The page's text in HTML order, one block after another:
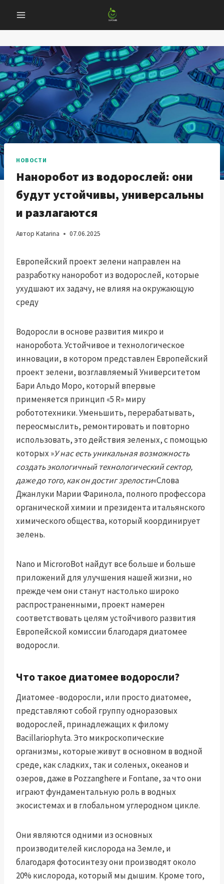
содержанию
НОВОСТИ
Наноробот из водорослей: они
будут устойчивы, универсальны
и разлагаются
Автор Katarina 07.06.2025
Европейский проект зелени направлен на
разработку наноробот из водорослей, которые
ухудшают их задачу, не влияя на окружающую
среду
Водоросли в основе развития микро и
наноробота. Устойчивое и технологическое
инновации, в котором представлен Европейский
проект зелени, возглавляемый Университетом
Бари Альдо Моро, который впервые
применяется принцип «5 R» миру
робототехники. Уменьшить, перерабатывать,
переосмыслить, ремонтировать и повторно
использовать, это действия зеленых, с помощью
которых »У нас есть уникальная возможность
создать экологичный технологический сектор,
даже до того, как он достиг зрелости«Слова
Джанлуки Марии Фаринола, полного профессора
органической химии и президента итальянского
химического общества, который координирует
зелень.
Nano и MicroroBot найдут все больше и больше
приложений для улучшения нашей жизни, но
прежде чем они станут настолько широко
распространенными, проект намерен
соответствовать целям устойчивого развития
Европейской комиссии благодаря диатомее
водоросли.
Что такое диатомее водоросли?
Диатомее -водоросли, или просто диатомее,
представляют собой группу одноразовых
водорослей, принадлежащих к филому
Bacillariophyta. Это микроскопические
организмы, которые живут в основном в водной
среде, как сладких, так и соленых, океанов и
озеров, даже в Pozzanghere и Fontane, за что они
играют фундаментальную роль в водных
экосистемах и в глобальном углеродном цикле.
Они являются одними из основных
производителей кислорода на Земле, и
благодаря фотосинтезу они производят около
20% кислорода, который мы дышим. Кроме того,